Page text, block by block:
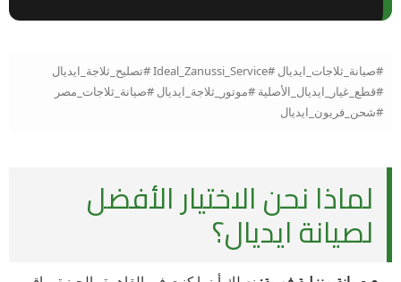
#صيانة_ثلاجات_ايديال #Ideal_Zanussi_Service #تصليح_ثلاجة_ايديال
#قطع_غيار_ايديال_الأصلية #موتور_ثلاجة_ايديال #صيانة_ثلاجات_مصر
#شحن_فريون_ايديال
لماذا نحن الاختيار الأفضل
لصيانة ايديال؟